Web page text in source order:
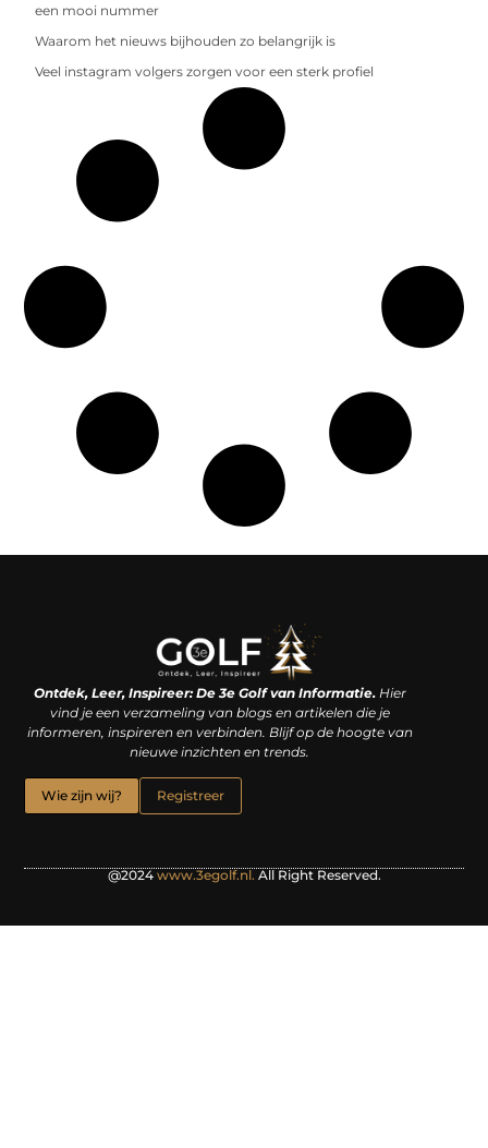
een mooi nummer
Waarom het nieuws bijhouden zo belangrijk is
Veel instagram volgers zorgen voor een sterk profiel
Ontdek, Leer, Inspireer: De 3e Golf van Informatie.Hier
vind je een verzameling van blogs en artikelen die je
informeren, inspireren en verbinden. Blijf op de hoogte van
nieuwe inzichten en trends.
Wie zijn wij? Registreer
@2024www.3egolf.nl.All Right Reserved.